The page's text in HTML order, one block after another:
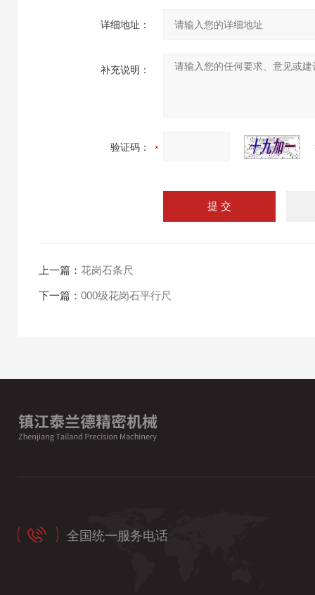
详细地址：
补充说明：
验证码：
上一篇： 花岗石条尺
下一篇： 000级花岗石平行尺
全国统一服务电话